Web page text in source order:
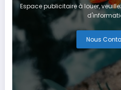
Espace publicitaire à louer,
Nous